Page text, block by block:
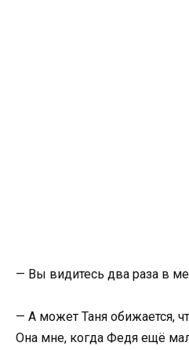
— Вы видитесь два раза в
— А может Таня обижается,
Она мне, когда Федя ещё